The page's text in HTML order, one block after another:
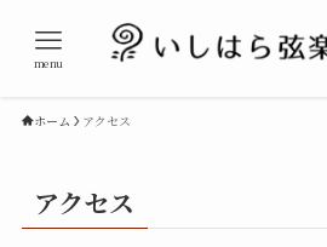
menu
ホーム アクセス
アクセス